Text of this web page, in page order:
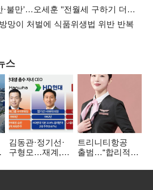
로'(종합)
·불만’…오세훈 "전월세 구하기 더
망이 처벌에 식품위생법 위반 반복
스
김동관·정기선·
구형모…재계,
전성시대
트리니티항공
출범…“합리적
서비스로 승부”